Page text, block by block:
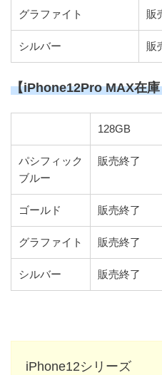
グラファイト 販
シルバー 販
【iPhone12Pro MAX在
128GB
パシフィック
ブルー
販売終了
ゴールド 販売終了
グラファイト 販売終了
シルバー 販売終了
iPhone12シリーズ